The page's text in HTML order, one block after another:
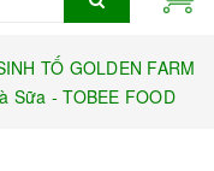
TỐ GOLDEN FARM
Sữa - TOBEE FOOD